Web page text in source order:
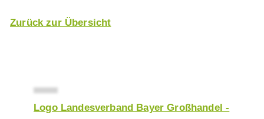
Zurückzur Übersicht
Logo Landesverband Bayer Großhandel -